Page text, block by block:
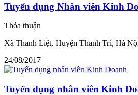
Tuyển dụng Nhân viên Kinh
Thỏa thuận
Xã Thanh Liệt, Huyện Thanh Trì, Hà
24/08/2017
Tuyển dụng nhân viên Kinh